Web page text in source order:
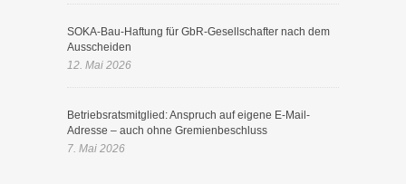
SOKA-Bau-Haftung für GbR-Gesellschafter nach dem
Ausscheiden
12. Mai 2026
Betriebsratsmitglied: Anspruch auf eigene E-Mail-
Adresse – auch ohne Gremienbeschluss
7. Mai 2026